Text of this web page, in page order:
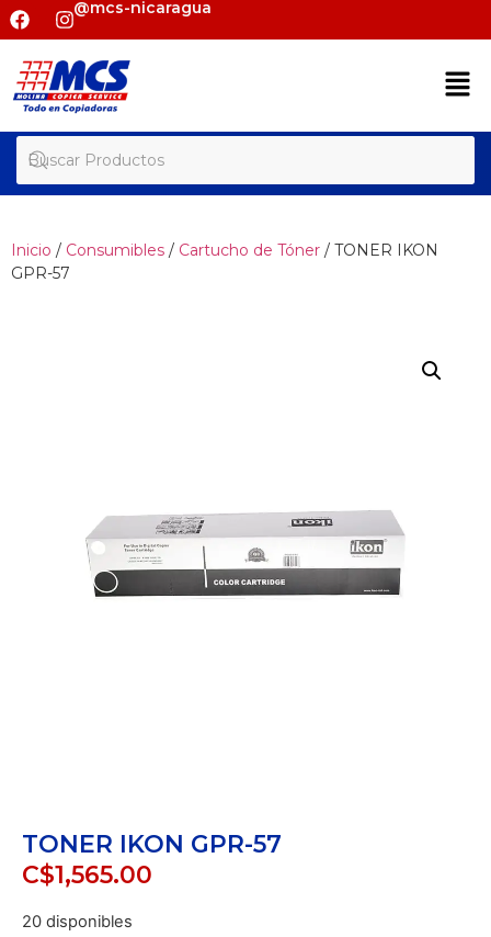
@mcs-nicaragua
Inicio / Consumibles / Cartucho de Tóner / TONER IKON
GPR-57
TONER IKON GPR-57
C$1,565.00
20 disponibles